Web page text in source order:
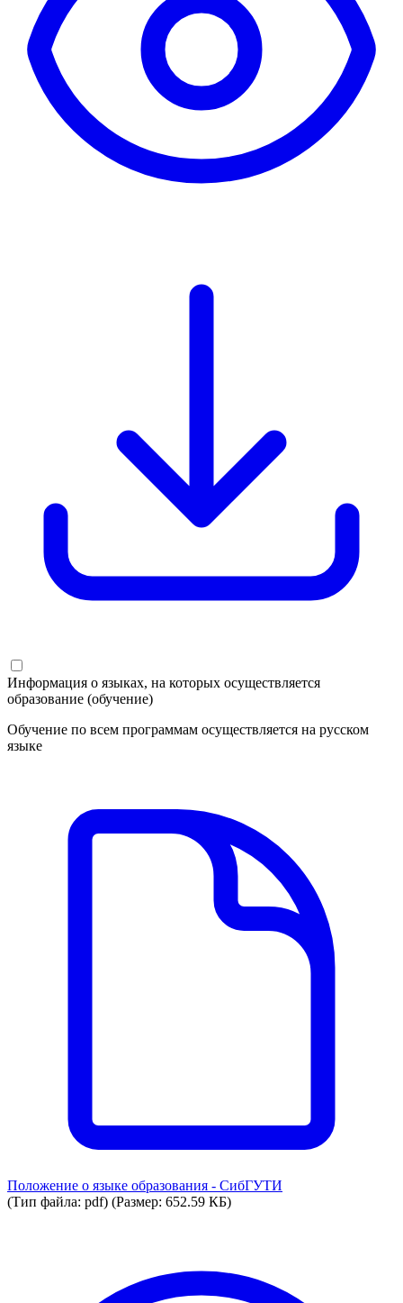
Информация о языках, на которых осуществляется
образование (обучение)
Обучение по всем программам осуществляется на русском
языке
Положение о языке образования - СибГУТИ
(Тип файла: pdf) (Размер: 652.59 КБ)